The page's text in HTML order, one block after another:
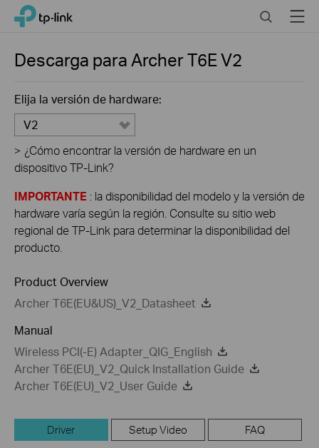
Click
navigation
TP-Link, Reliably Smart SearchMenu
Descarga paraArcher T6EV2
Elija la versión de hardware:
V2
> ¿Cómo encontrar la versión de hardware en un
dispositivo TP-Link?
IMPORTANTE : la disponibilidad del modelo y la versión de
hardware varía según la región. Consulte su sitio web
regional de TP-Link para determinar la disponibilidad del
producto.
Product Overview
Archer T6E(EU&US)_V2_Datasheet
Manual
Wireless PCI(-E) Adapter_QIG_English
Archer T6E(EU)_V2_Quick Installation Guide
Archer T6E(EU)_V2_User Guide
Driver Setup Video FAQ